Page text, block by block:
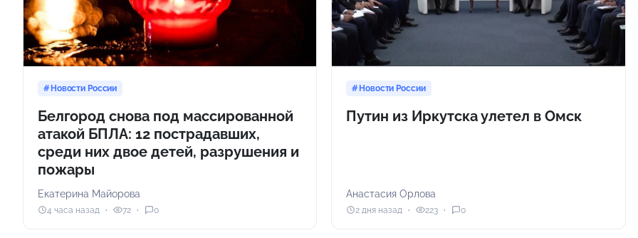
Новости России
Белгород снова под массированной
атакой БПЛА: 12 пострадавших,
среди них двое детей, разрушения и
пожары
Екатерина Майорова
4 часа назад 72 0
Новости России
Путин из Иркутска улетел в Омск
Анастасия Орлова
2 дня назад 223 0